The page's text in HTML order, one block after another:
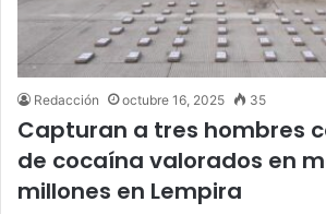
Redacción octubre 16, 2025 35
Capturan a tres hombres
de cocaína valorados en
millones en Lempira